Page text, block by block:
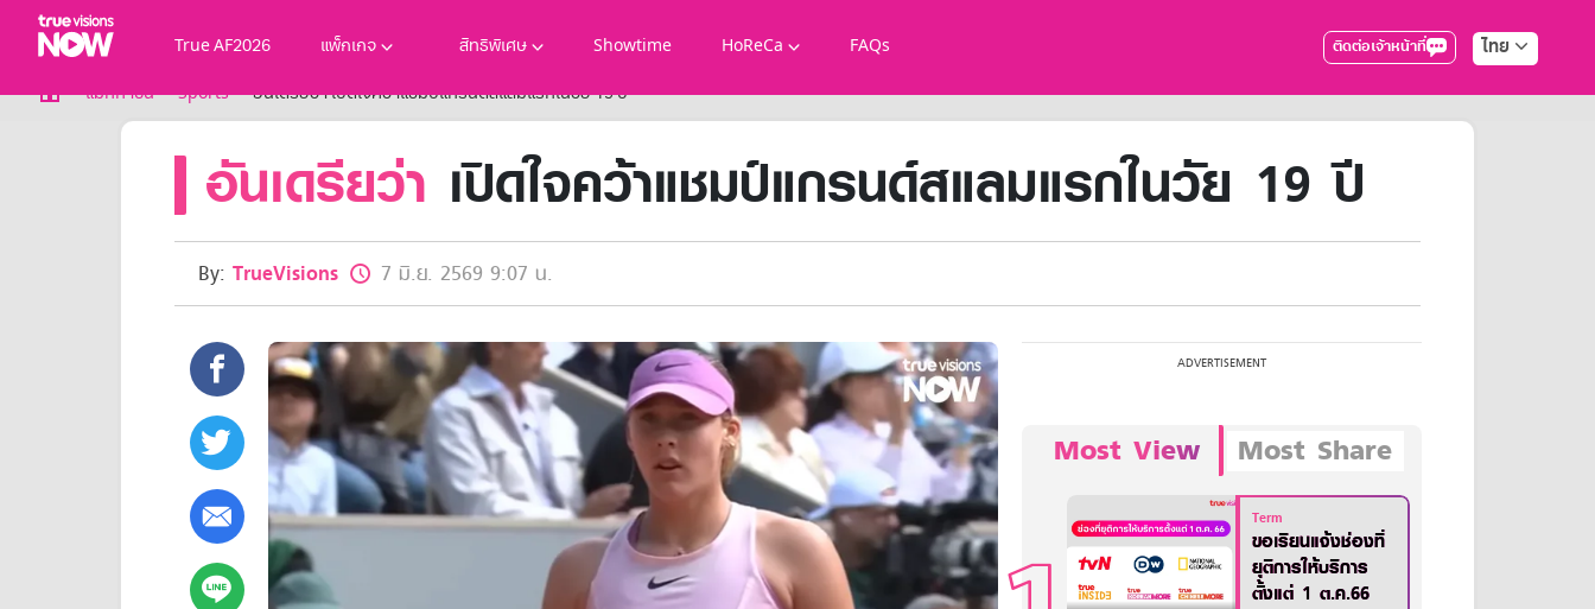
True AF2026 แพ็กเกจ สิทธิพิเศษ Showtime HoReCa FAQs ติดต่อเจ้าหน้าที่ ไทย
True AF2026
แพ็กเกจ
NOW SPORTS
NOW BUNDLES
NOW Muay Thai
แพ็กเกจทรูวิชันส์นาวทั้งหมด
สิทธิพิเศษลูกค้าทรูวิชั่นส์
แพ็กเกจสำหรับผู้ประกอบการ
หาร้านร่วมรายการ
แม็กกาซีน Sports อันเดรียว่า เปิดใจคว้าแชมป์แกรนด์สแลมแรกในวัย 19 ปี
อันเดรียว่า เปิดใจคว้าแชมป์แกรนด์สแลมแรกในวัย 19 ปี
By: TrueVisions 7 มิ.ย. 2569 9:07 น.
Most View Most Share
Term
ขอเรียนแจ้งช่องที่
ยุติการให้บริการ
ตั้งแต่ 1 ต.ค.66